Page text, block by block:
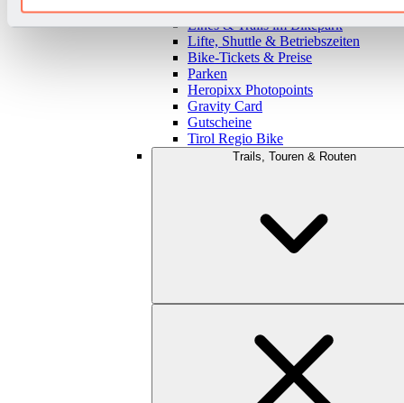
Alles zu Bikepark & Tickets
Lines & Trails im Bikepark
Lifte, Shuttle & Betriebszeiten
Bike-Tickets & Preise
Parken
Heropixx Photopoints
Gravity Card
Gutscheine
Tirol Regio Bike
Trails, Touren & Routen